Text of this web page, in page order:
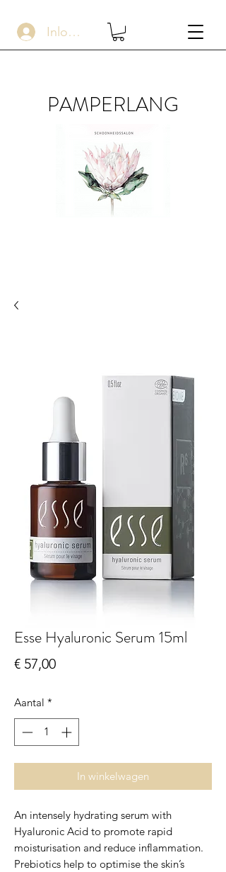
Inloggen
PAMPERLANG
Esse Hyaluronic Serum 15ml
€ 57,00Prijs
Aantal *
In winkelwagen
An intensely hydrating serum with
Hyaluronic Acid to promote rapid
moisturisation and reduce inflammation.
Prebiotics help to optimise the skin’s